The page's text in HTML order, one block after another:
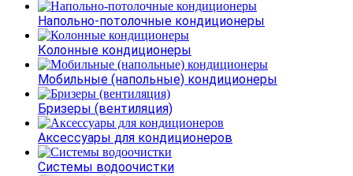
Напольно-потолочные кондиционеры
Колонные кондиционеры
Мобильные (напольные) кондиционеры
Бризеры (вентиляция)
Аксессуары для кондиционеров
Системы водоочистки